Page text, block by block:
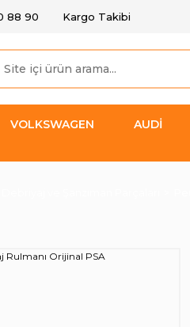
88 90 Kargo Takibi
VOLKSWAGEN AUDİ